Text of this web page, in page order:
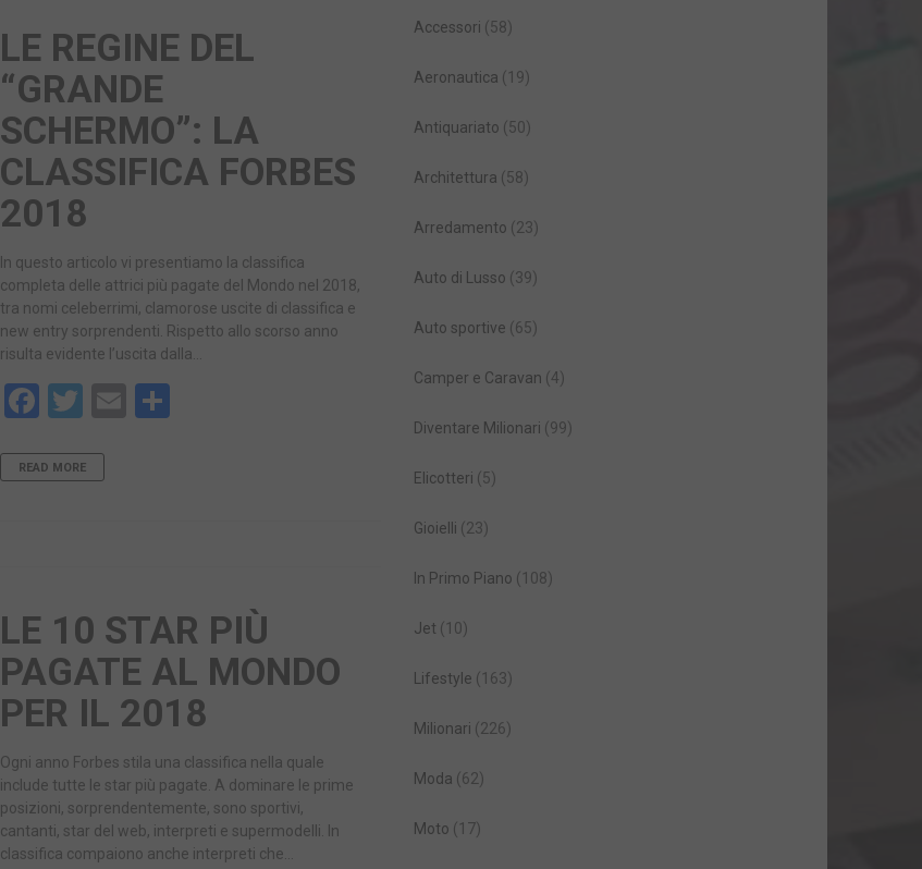
LE REGINE DEL
“GRANDE
SCHERMO”: LA
CLASSIFICA FORBES
2018
In questo articolo vi presentiamo la classifica
completa delle attrici più pagate del Mondo nel 2018,
tra nomi celeberrimi, clamorose uscite di classifica e
new entry sorprendenti. Rispetto allo scorso anno
risulta evidente l’uscita dalla…
Facebook
TwitterEmail
READ MORE
LE 10 STAR PIÙ
PAGATE AL MONDO
PER IL 2018
Ogni anno Forbes stila una classifica nella quale
include tutte le star più pagate. A dominare le prime
posizioni, sorprendentemente, sono sportivi,
cantanti, star del web, interpreti e supermodelli. In
classifica compaiono anche interpreti che…
Accessori (58)
Aeronautica (19)
Antiquariato (50)
Architettura (58)
Arredamento (23)
Auto di Lusso (39)
Auto sportive (65)
Camper e Caravan (4)
Diventare Milionari (99)
Elicotteri (5)
Gioielli (23)
In Primo Piano (108)
Jet (10)
Lifestyle (163)
Milionari (226)
Moda (62)
Moto (17)